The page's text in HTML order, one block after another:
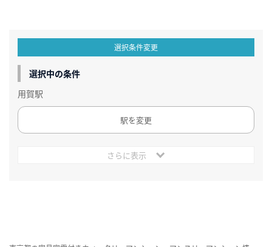
選択条件変更
選択中の条件
用賀駅
駅を変更
さらに表示